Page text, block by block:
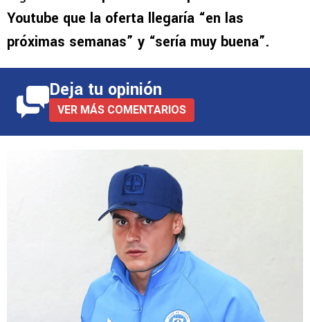
Youtube que la oferta llegaría “en las
próximas semanas” y “sería muy buena”.
Deja tu opinión
VER MÁS COMENTARIOS